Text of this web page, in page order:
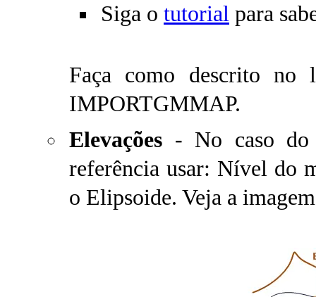
Siga o tutorial para
Faça como descrito
IMPORTGMMAP.
Elevações - No caso do
referência usar: Nível do
o Elipsoide. Veja a